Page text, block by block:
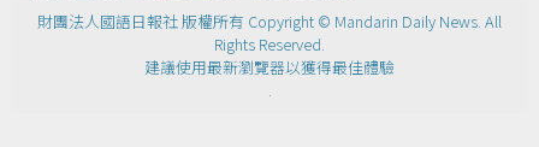
財團法人國語日報社 版權所有 Copyright © Mandarin Daily News. All
Rights Reserved.
建議使用最新瀏覽器以獲得最佳體驗
.